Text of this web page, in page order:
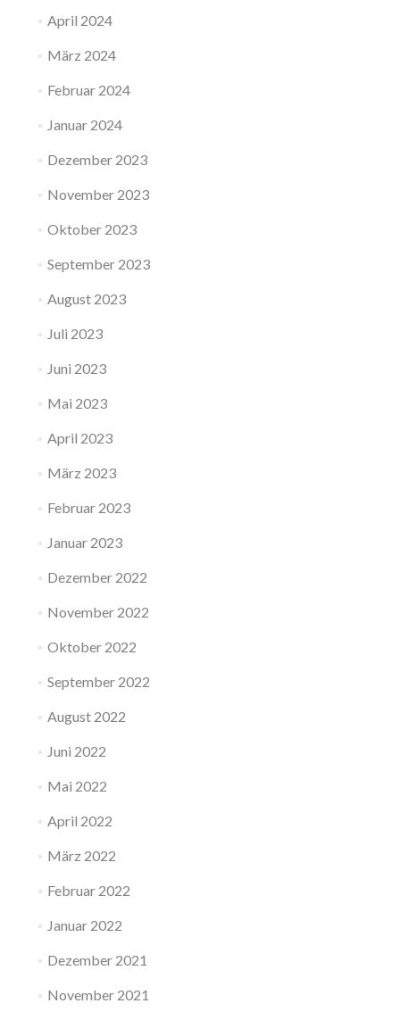
April 2024
März 2024
Februar 2024
Januar 2024
Dezember 2023
November 2023
Oktober 2023
September 2023
August 2023
Juli 2023
Juni 2023
Mai 2023
April 2023
März 2023
Februar 2023
Januar 2023
Dezember 2022
November 2022
Oktober 2022
September 2022
August 2022
Juni 2022
Mai 2022
April 2022
März 2022
Februar 2022
Januar 2022
Dezember 2021
November 2021